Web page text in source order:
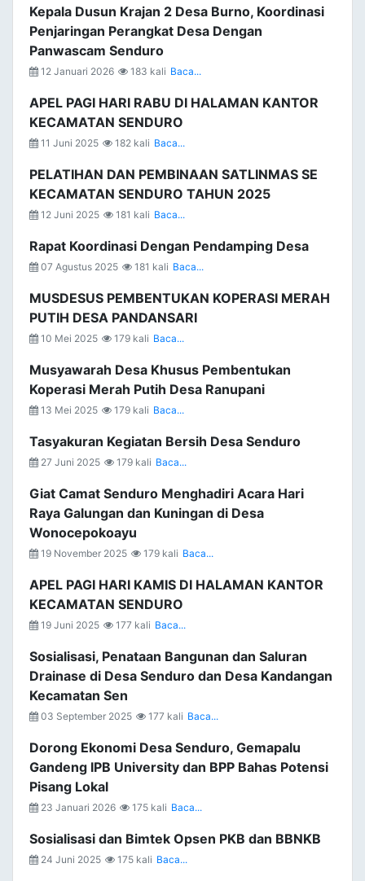
Kepala Dusun Krajan 2 Desa Burno, Koordinasi
Penjaringan Perangkat Desa Dengan
Panwascam Senduro
12 Januari 2026 183 kali Baca...
APEL PAGI HARI RABU DI HALAMAN KANTOR
KECAMATAN SENDURO
11 Juni 2025 182 kali Baca...
PELATIHAN DAN PEMBINAAN SATLINMAS SE
KECAMATAN SENDURO TAHUN 2025
12 Juni 2025 181 kali Baca...
Rapat Koordinasi Dengan Pendamping Desa
07 Agustus 2025 181 kali Baca...
MUSDESUS PEMBENTUKAN KOPERASI MERAH
PUTIH DESA PANDANSARI
10 Mei 2025 179 kali Baca...
Musyawarah Desa Khusus Pembentukan
Koperasi Merah Putih Desa Ranupani
13 Mei 2025 179 kali Baca...
Tasyakuran Kegiatan Bersih Desa Senduro
27 Juni 2025 179 kali Baca...
Giat Camat Senduro Menghadiri Acara Hari
Raya Galungan dan Kuningan di Desa
Wonocepokoayu
19 November 2025 179 kali Baca...
APEL PAGI HARI KAMIS DI HALAMAN KANTOR
KECAMATAN SENDURO
19 Juni 2025 177 kali Baca...
Sosialisasi, Penataan Bangunan dan Saluran
Drainase di Desa Senduro dan Desa Kandangan
Kecamatan Sen
03 September 2025 177 kali Baca...
Dorong Ekonomi Desa Senduro, Gemapalu
Gandeng IPB University dan BPP Bahas Potensi
Pisang Lokal
23 Januari 2026 175 kali Baca...
Sosialisasi dan Bimtek Opsen PKB dan BBNKB
24 Juni 2025 175 kali Baca...